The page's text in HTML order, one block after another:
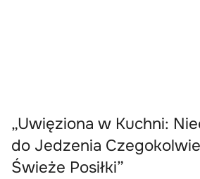
„Uwięziona w Kuchni:
do Jedzenia
Świeże Posiłki”